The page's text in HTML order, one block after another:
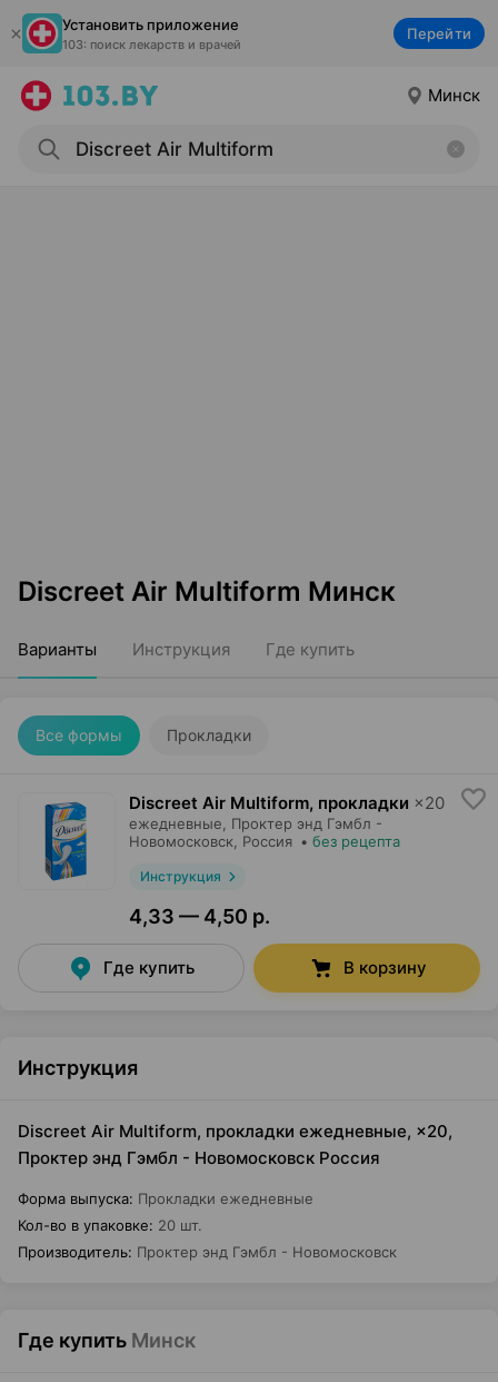
Установить приложение
103: поиск лекарств и врачей
Перейти
Минск
Discreet Air Multiform Минск
Варианты Инструкция Где купить
Все формы Прокладки
Discreet Air Multiform, прокладки ×20
ежедневные,
Проктер энд Гэмбл -
Новомосковск , Россия • без рецепта
Инструкция
4,33 — 4,50 р.
Где купить В корзину
Инструкция
Discreet Air Multiform, прокладки ежедневные, ×20,
Проктер энд Гэмбл - Новомосковск Россия
Форма выпуска: Прокладки ежедневные
Кол-во в упаковке: 20 шт.
Производитель: Проктер энд Гэмбл - Новомосковск
Где купить Минск